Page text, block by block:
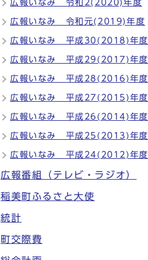
広報いなみ 令和2(2020)年度
広報いなみ 令和元(2019)年度
広報いなみ 平成30(2018)年度
広報いなみ 平成29(2017)年度
広報いなみ 平成28(2016)年度
広報いなみ 平成27(2015)年度
広報いなみ 平成26(2014)年度
広報いなみ 平成25(2013)年度
広報いなみ 平成24(2012)年度
広報番組（テレビ・ラジオ）
稲美町ふるさと大使
統計
町交際費